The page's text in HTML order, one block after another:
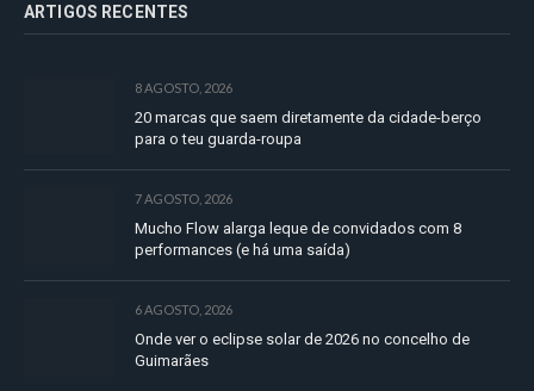
ARTIGOS RECENTES
8 AGOSTO, 2026
20 marcas que saem diretamente da cidade-berço
para o teu guarda-roupa
7 AGOSTO, 2026
Mucho Flow alarga leque de convidados com 8
performances (e há uma saída)
6 AGOSTO, 2026
Onde ver o eclipse solar de 2026 no concelho de
Guimarães